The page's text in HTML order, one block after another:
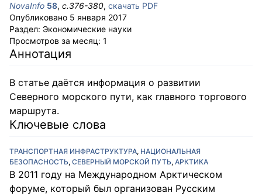
NovaInfo 58, с.376-380, скачать PDF
Опубликовано 5 января 2017
Раздел: Экономические науки
Просмотров за месяц: 1
Аннотация
В статье даётся информация о развитии
Северного морского пути, как главного торгового
маршрута.
Ключевые слова
ТРАНСПОРТНАЯ ИНФРАСТРУКТУРА, НАЦИОНАЛЬНАЯ
БЕЗОПАСНОСТЬ, СЕВЕРНЫЙ МОРСКОЙ ПУТЬ, АРКТИКА
В 2011 году на Международном Арктическом
форуме, который был организован Русским